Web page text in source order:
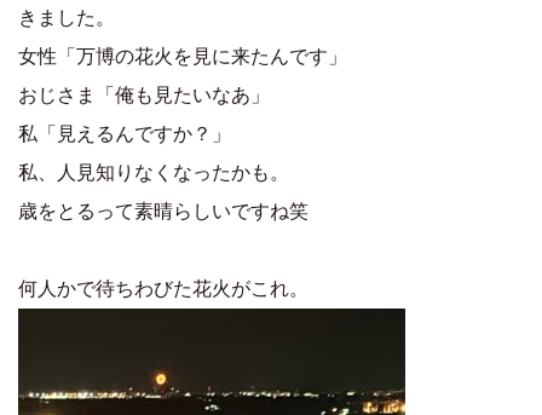
きました。
女性「万博の花火を見に来たんです」
おじさま「俺も見たいなあ」
私「見えるんですか？」
私、人見知りなくなったかも。
歳をとるって素晴らしいですね笑
何人かで待ちわびた花火がこれ。